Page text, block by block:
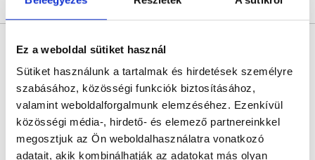
Ez a weboldal sütiket használ
Sütiket használunk a tartalmak és hirdetések személyre
szabásához, közösségi funkciók biztosításához,
valamint weboldalforgalmunk elemzéséhez. Ezenkívül
közösségi média-, hirdető- és elemező partnereinkkel
megosztjuk az Ön weboldalhasználatra vonatkozó
adatait, akik kombinálhatják az adatokat más olyan
Árlista Összes időpont Profil
Szalontai Bence
0.0
Szalontai Bence Online Magánrendelése
Online konzultáció
Következő időpont:augusztus 17.